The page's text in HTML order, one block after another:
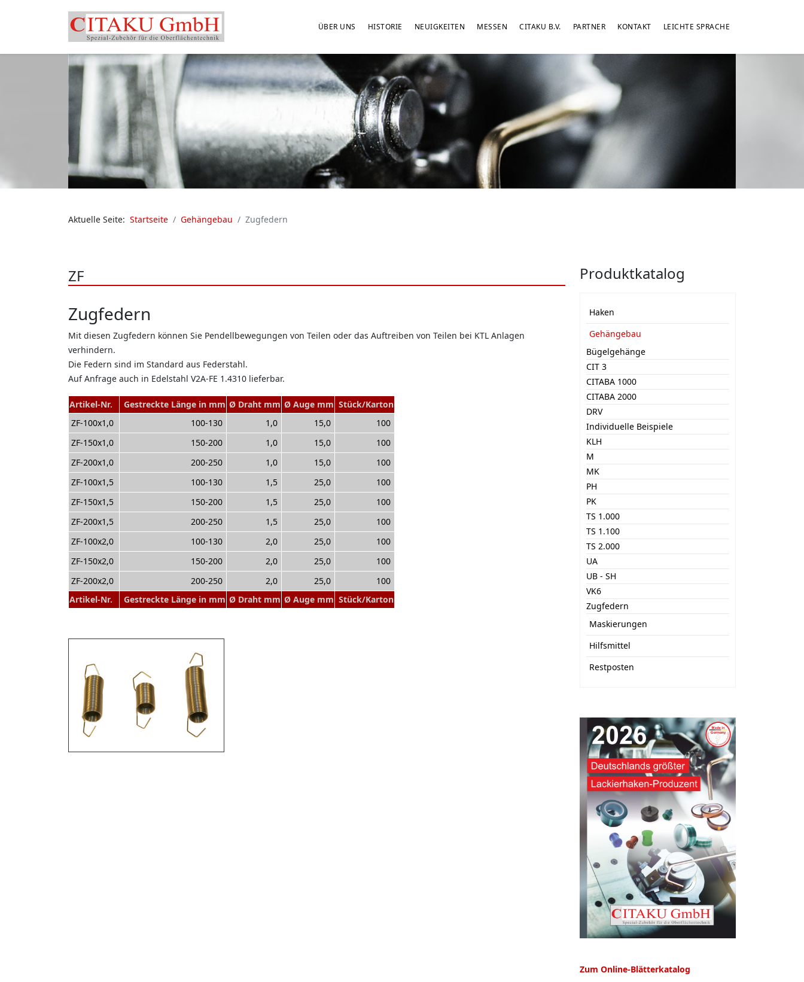
ÜBER UNS HISTORIE NEUIGKEITEN MESSEN CITAKU B.V. PARTNER KONTAKT LEICHTE SPRACHE
Aktuelle Seite: Startseite Gehängebau Zugfedern
ZF
Zugfedern
Mit diesen Zugfedern können Sie Pendellbewegungen von Teilen oder das Auftreiben von Teilen bei KTL Anlagen
verhindern.
Die Federn sind im Standard aus Federstahl.
Auf Anfrage auch in Edelstahl V2A-FE 1.4310 lieferbar.
Artikel-Nr. Gestreckte Länge in mm Ø Draht mm Ø Auge mm Stück/Karton
Artikel-Nr. Gestreckte Länge in mm Ø Draht mm Ø Auge mm Stück/Karton
ZF-100x1,0 100-130 1,0 15,0
100
ZF-150x1,0
150-200 1,0 15,0
100
ZF-200x1,0
200-250 1,0 15,0
100
ZF-100x1,5
100-130 1,5 25,0
100
ZF-150x1,5
150-200 1,5 25,0
100
ZF-200x1,5
200-250 1,5 25,0
100
ZF-100x2,0
100-130 2,0 25,0
100
ZF-150x2,0
150-200 2,0 25,0
100
ZF-200x2,0
200-250 2,0 25,0 100
Produktkatalog
Haken
Gehängebau
Bügelgehänge
CIT 3
CITABA 1000
CITABA 2000
DRV
Individuelle Beispiele
KLH
M
MK
PH
PK
TS 1.000
TS 1.100
TS 2.000
UA
UB - SH
VK6
Zugfedern
Maskierungen
Hilfsmittel
Restposten
Zum Online-Blätterkatalog